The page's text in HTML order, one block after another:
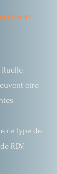
et
être
ce type de
RDV.